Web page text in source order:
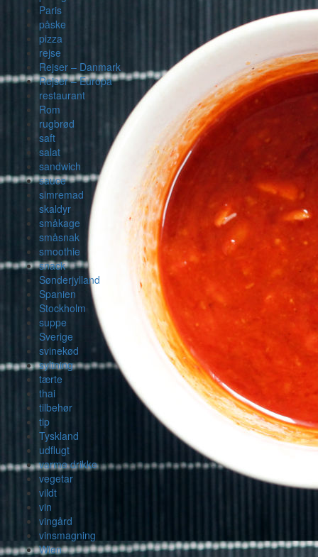
Paris
påske
pizza
rejse
Rejser – Danmark
Rejser – Europa
restaurant
Rom
rugbrød
saft
salat
sandwich
sauce
simremad
skaldyr
småkage
småsnak
smoothie
snack
Sønderjylland
Spanien
Stockholm
suppe
Sverige
svinekød
syltning
tærte
thai
tilbehør
tip
Tyskland
udflugt
varme drikke
vegetar
vildt
vin
vingård
vinsmagning
Wien